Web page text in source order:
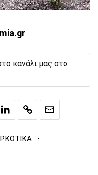
κανάλι μας στο
·